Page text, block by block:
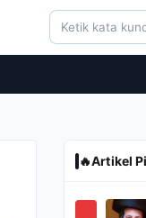
🔥Artikel